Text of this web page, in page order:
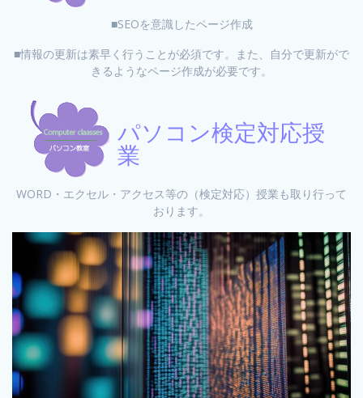
■SEOを意識したページ作成
■情報の更新は素早く行うことが必須です。また、自分で更新がで
きるようなページ作成が必要です。
パソコン検定対応授
業
WORD・エクセル・アクセス等の（検定対応）授業も取り行って
おります。